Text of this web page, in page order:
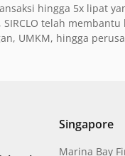
hingga 5x lipat
telah
UMKM, hingga
Singapore
Marina Bay